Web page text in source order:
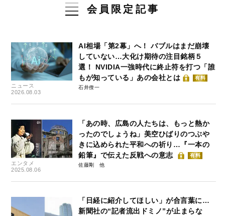
会員限定記事
ニュース
2026.08.03
AI相場「第2幕」へ！ バブルはまだ崩壊
していない…大化け期待の注目銘柄５
選！ NVIDIA一強時代に終止符を打つ「誰
もが知っている」あの会社とは
有料
石井僚一
エンタメ
2025.08.06
「あの時、広島の人たちは、もっと熱か
ったのでしょうね」美空ひばりのつぶや
きに込められた平和への祈り…『一本の
鉛筆』で伝えた反戦への意志
有料
佐藤剛
「日経に紹介してほしい」が合言葉に…
新聞社の“記者流出ドミノ”が止まらな